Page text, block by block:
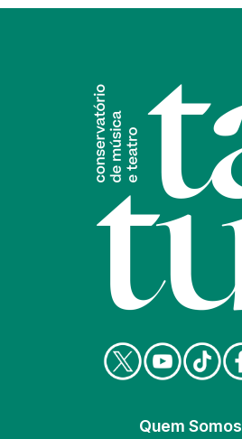
Quem Somos